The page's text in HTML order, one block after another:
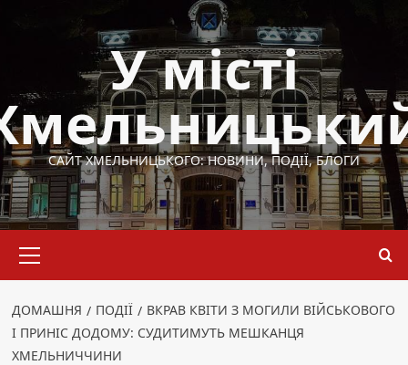
У місті
САЙТ ХМЕЛЬНИЦЬКОГО: НОВИНИ, ПОДІЇ, БЛОГИ
меню
ДОМАШНЯ ПОДІЇ
ВКРАВ КВІТИ З МОГИЛИ ВІЙСЬКОВОГО
І ПРИНІС ДОДОМУ: СУДИТИМУТЬ МЕШКАНЦЯ
ХМЕЛЬНИЧЧИНИ